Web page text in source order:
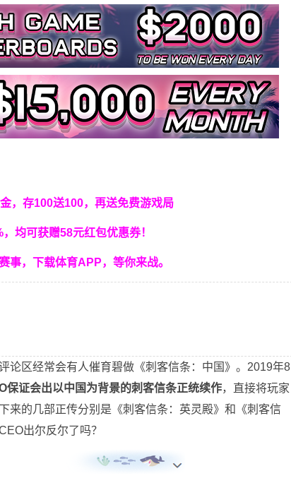
，存100送100，再送免费游戏局
均可获赠58元红包优惠券！
事，下载体育APP，等你来战。
论区经常会有人催育碧做《刺客信条：中国》。2019年8
保证会出以中国为背景的刺客信条正统续作，直接将玩家
来的几部正传分别是《刺客信条：英灵殿》和《刺客信
出尔反尔了吗？